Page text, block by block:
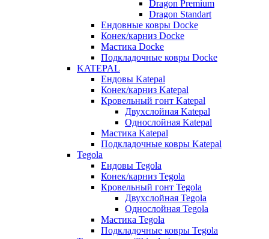
Dragon Premium
Dragon Standart
Ендовные ковры Docke
Конек/карниз Docke
Мастика Docke
Подкладочные ковры Docke
KATEPAL
Ендовы Katepal
Конек/карниз Katepal
Кровельный гонт Katepal
Двухслойная Katepal
Однослойная Katepal
Мастика Katepal
Подкладочные ковры Katepal
Tegola
Ендовы Tegola
Конек/карниз Tegola
Кровельный гонт Tegola
Двухслойная Tegola
Однослойная Tegola
Мастика Tegola
Подкладочные ковры Tegola